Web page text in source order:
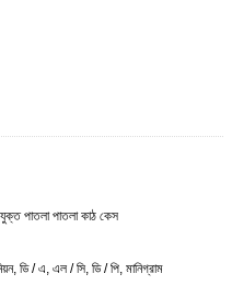
পাতলা পাতলা কাঠ কেস
ডি / এ, এল / সি, ডি / পি, মানিগ্রাম